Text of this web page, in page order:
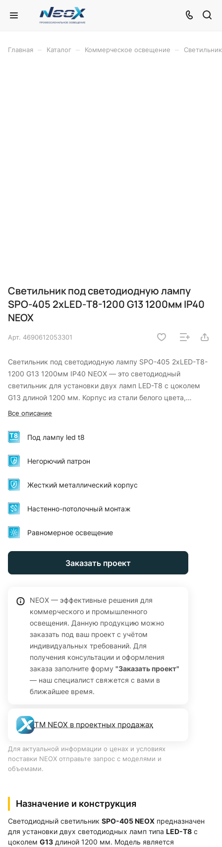
Главная Каталог Коммерческое освещение
Светильник под светодиодную лампу
SPO-405 2xLED-Т8-1200 G13 1200мм IP40
NEOX
Арт. 4690612053301
Светильник под светодиодную лампу SPO-405 2xLED-Т8-
1200 G13 1200мм IP40 NEOX — это светодиодный
светильник для установки двух ламп LED-T8 с цоколем
G13 длиной 1200 мм. Корпус из стали белого цвета,
негорючие патроны, класс защиты II (двойная изоляция, не
для настенно-потолочного монтажа. Гарантия 36 месяцев.
Все описание
Под лампу led t8
Негорючий патрон
Жесткий металлический корпус
Настенно-потолочный монтаж
Равномерное освещение
Заказать проект
NEOX — эффективные решения для
коммерческого и промышленного
освещения. Данную продукцию можно
заказать под ваш проект с учётом
индивидуальных требований. Для
получения консультации и оформления
заказа заполните форму "Заказать проект"
— наш специалист свяжется с вами в
ближайшее время.
ТМ NEOX в проектных продажах
Для актуальной информации о ценах и условиях
поставки NEOX отправьте запрос с моделями и
объемами.
Назначение и конструкция
Светодиодный светильник SPO-405 NEOX предназначен
для установки двух светодиодных ламп типа LED-T8 с
цоколем G13 длиной 1200 мм. Модель является